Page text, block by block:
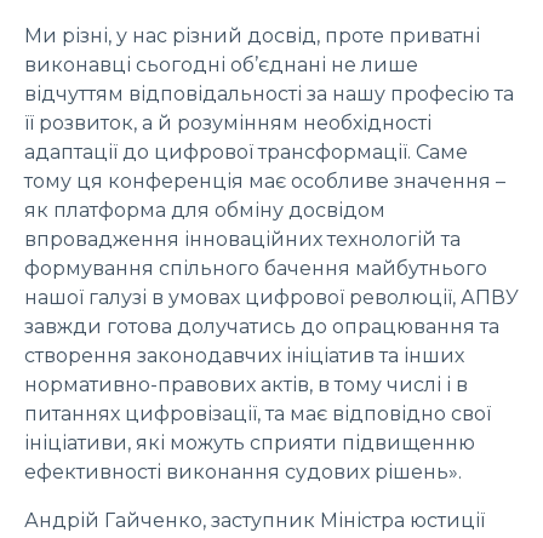
Ми різні, у нас різний досвід, проте приватні
виконавці сьогодні об’єднані не лише
відчуттям відповідальності за нашу професію та
її розвиток, а й розумінням необхідності
адаптації до цифрової трансформації. Саме
тому ця конференція має особливе значення –
як платформа для обміну досвідом
впровадження інноваційних технологій та
формування спільного бачення майбутнього
нашої галузі в умовах цифрової революції, АПВУ
завжди готова долучатись до опрацювання та
створення законодавчих ініціатив та інших
нормативно-правових актів, в тому числі і в
питаннях цифровізації, та має відповідно свої
ініціативи, які можуть сприяти підвищенню
ефективності виконання судових рішень».
Андрій Гайченко, заступник Міністра юстиції